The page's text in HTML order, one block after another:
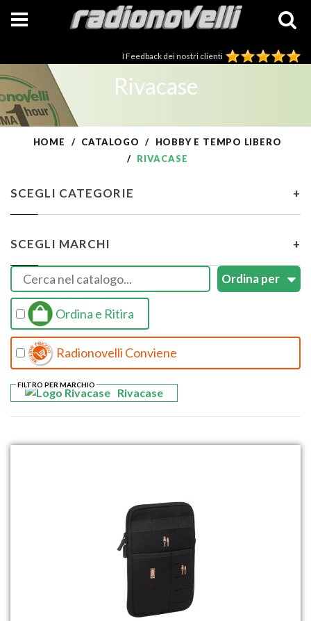
I Feedback dei nostri clienti
Rivacase
HOME CATALOGO
HOBBY E TEMPO LIBERO
RIVACASE
SCEGLI CATEGORIE +
SCEGLI MARCHI +
Ordina e Ritira
Radionovelli Conviene
Rivacase
FILTRO PER MARCHIO